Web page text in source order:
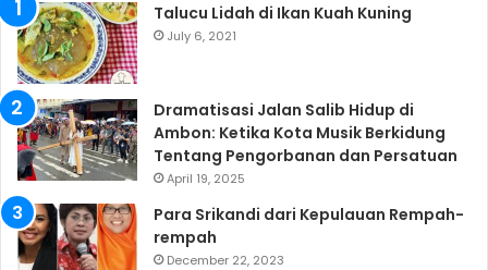
Talucu Lidah di Ikan Kuah Kuning
July 6, 2021
Dramatisasi Jalan Salib Hidup di
Ambon: Ketika Kota Musik Berkidung
Tentang Pengorbanan dan Persatuan
April 19, 2025
Para Srikandi dari Kepulauan Rempah-
rempah
December 22, 2023